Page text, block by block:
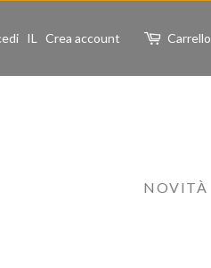
IL Crea account Carrello
NOVITÀ